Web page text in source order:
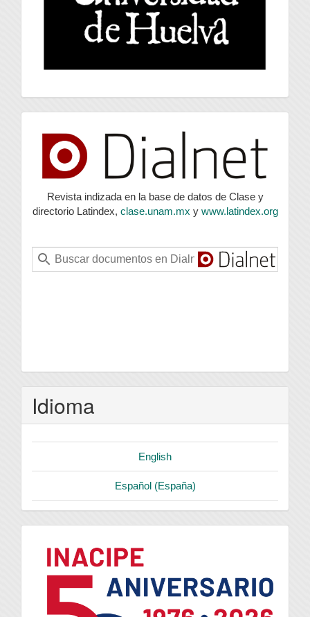
index
Revista indizada en la base de datos de Clase y
directorio Latindex, clase.unam.mx y www.latindex.org
Idioma
English
Español (España)
logo